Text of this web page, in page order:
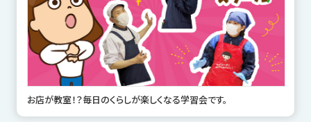
お店が教室！？毎日のくらしが楽しくなる学習会です。